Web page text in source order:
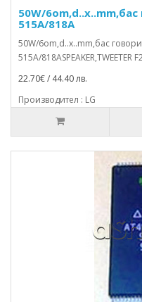
50W/6om,d..x..mm,бас
515A/818A
50W/6om,d..x..mm,бас
515A/818ASPEAKER,TWEETER
22.70€ / 44.40 лв.
Производител : LG